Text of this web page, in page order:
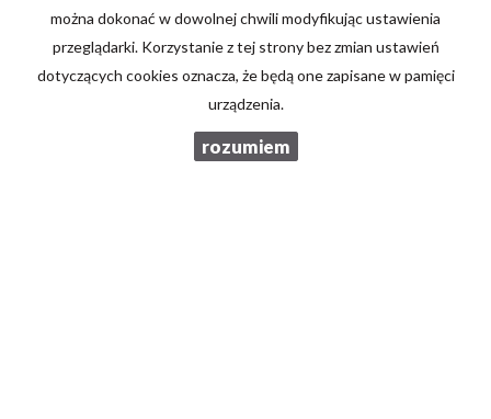
Kod zabezpieczający
można dokonać w dowolnej chwili modyfikując ustawienia
przeglądarki. Korzystanie z tej strony bez zmian ustawień
dotyczących cookies oznacza, że będą one zapisane w pamięci
urządzenia.
rozumiem